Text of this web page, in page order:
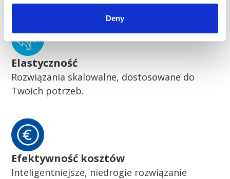
Deny
Elastyczność
Rozwiązania skalowalne, dostosowane do
Twoich potrzeb.
Efektywność kosztów
Inteligentniejsze, niedrogie rozwiązanie